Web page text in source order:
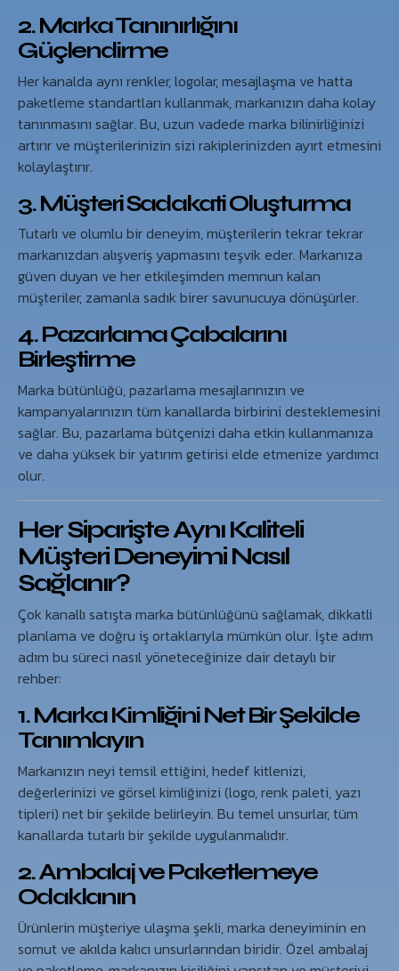
2. Marka Tanınırlığını
Güçlendirme
Her kanalda aynı renkler, logolar, mesajlaşma ve hatta
paketleme standartları kullanmak, markanızın daha kolay
tanınmasını sağlar. Bu, uzun vadede marka bilinirliğinizi
artırır ve müşterilerinizin sizi rakiplerinizden ayırt etmesini
kolaylaştırır.
3. Müşteri Sadakati Oluşturma
Tutarlı ve olumlu bir deneyim, müşterilerin tekrar tekrar
markanızdan alışveriş yapmasını teşvik eder. Markanıza
güven duyan ve her etkileşimden memnun kalan
müşteriler, zamanla sadık birer savunucuya dönüşürler.
4. Pazarlama Çabalarını
Birleştirme
Marka bütünlüğü, pazarlama mesajlarınızın ve
kampanyalarınızın tüm kanallarda birbirini desteklemesini
sağlar. Bu, pazarlama bütçenizi daha etkin kullanmanıza
ve daha yüksek bir yatırım getirisi elde etmenize yardımcı
olur.
Her Siparişte Aynı Kaliteli
Müşteri Deneyimi Nasıl
Sağlanır?
Çok kanallı satışta marka bütünlüğünü sağlamak, dikkatli
planlama ve doğru iş ortaklarıyla mümkün olur. İşte adım
adım bu süreci nasıl yöneteceğinize dair detaylı bir
rehber:
1. Marka Kimliğini Net Bir Şekilde
Tanımlayın
Markanızın neyi temsil ettiğini, hedef kitlenizi,
değerlerinizi ve görsel kimliğinizi (logo, renk paleti, yazı
tipleri) net bir şekilde belirleyin. Bu temel unsurlar, tüm
kanallarda tutarlı bir şekilde uygulanmalıdır.
2. Ambalaj ve Paketlemeye
Odaklanın
Ürünlerin müşteriye ulaşma şekli, marka deneyiminin en
somut ve akılda kalıcı unsurlarından biridir. Özel ambalaj